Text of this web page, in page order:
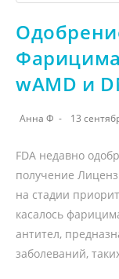
wAMD и
Анна Ф 13
FDA недавно
получение
на стадии
касалось
антител,
заболеваний,